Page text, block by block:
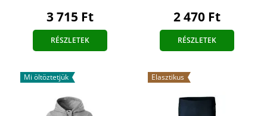
3 715 Ft
RÉSZLETEK
2 470 Ft
RÉSZLETEK
Mi öltöztetjük Elasztikus